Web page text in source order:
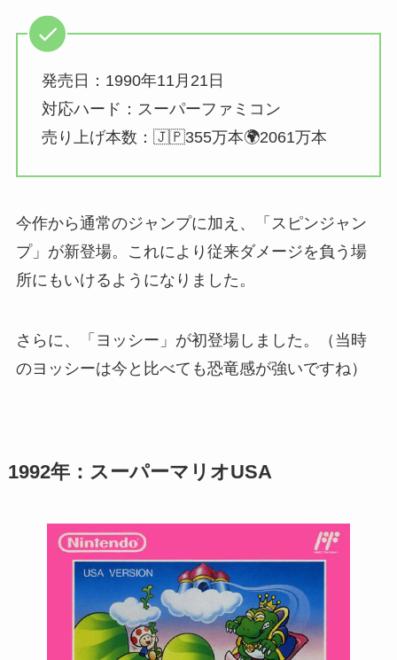
発売日：1990年11月21日
対応ハード：スーパーファミコン
売り上げ本数：🇯🇵355万本🌍2061万本
今作から通常のジャンプに加え、「スピンジャン
プ」が新登場。これにより従来ダメージを負う場
所にもいけるようになりました。
さらに、「ヨッシー」が初登場しました。（当時
のヨッシーは今と比べても恐竜感が強いですね）
1992年：スーパーマリオUSA